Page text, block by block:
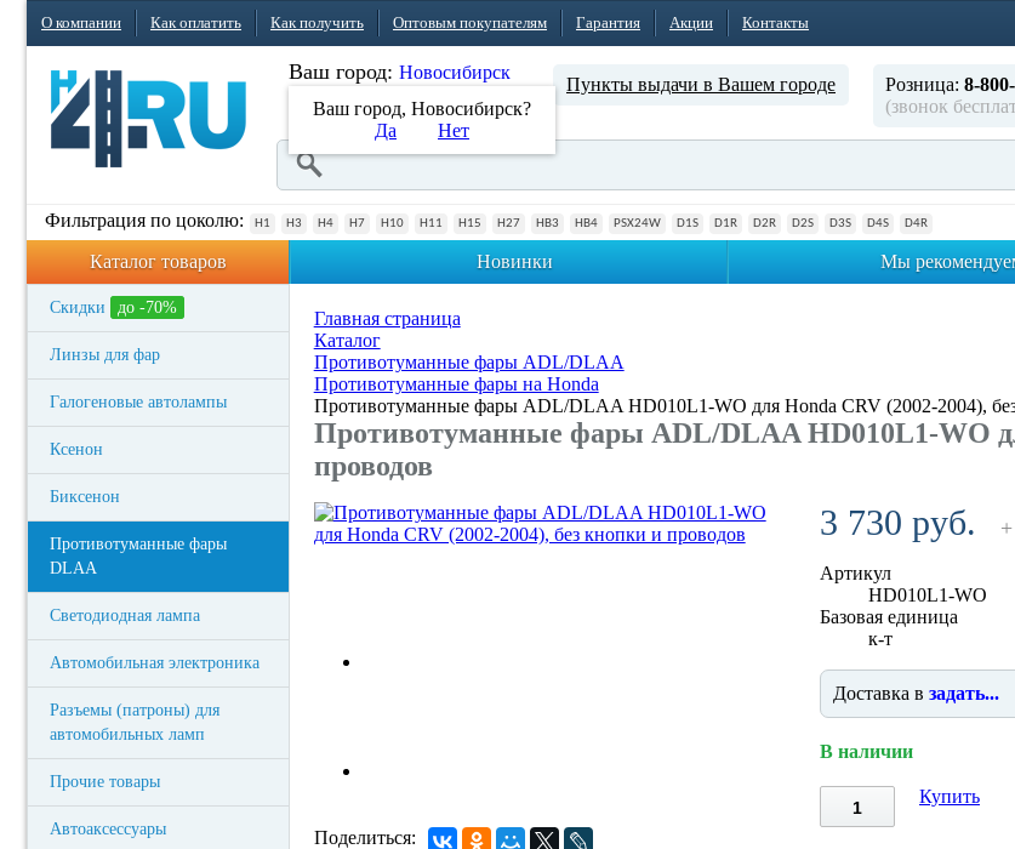
О компании Как оплатить Как получить Оптовым покупателям Гарантия Акции Контакты
Ваш город: Новосибирск
Ваш город, Новосибирск?
Да
Нет
Пункты выдачи в Вашем городе Розница: 8-
(звонок
Фильтрация по цоколю: H1 H3 H4 H7 H10 H11 H15 H27 HB3 HB4 PSX24W D1S D1R D2R D2S D3S D4S D4R
Каталог товаров
Новинки Мы
Скидки до -70%
Линзы для фар
Галогеновые автолампы
Ксенон
Биксенон
Противотуманные фары
DLAA
Светодиодная лампа
Автомобильная электроника
Разъемы (патроны) для
автомобильных ламп
Прочие товары
Автоаксессуары
Главная страница
Каталог
Противотуманные фары ADL/DLAA
Противотуманные фары на Honda
Противотуманные фары ADL/DLAA HD010L1-WO для Honda CRV (2002-2004),
Противотуманные фары ADL/DLAA HD010L1-WO
проводов
3 730 руб. +
Артикул
HD010L1-WO
Базовая единица
к-т
Доставка в задать...
В наличии
Купить
Поделиться: